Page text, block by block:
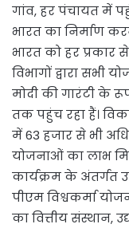
गांव, हर पंचायत में
भारत का निर्माण
भारत को हर प्रकार
विभागों द्वारा
मोदी की गारंटी के
तक पहुंच रहा हैं।
में 63 हजार से भी
योजनाओं का लाभ
कार्यक्रम के अंतर्गत
पीएम विश्वकर्मा
का वित्तीय संस्थान,